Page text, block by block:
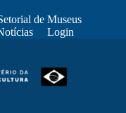
de Museus
Login